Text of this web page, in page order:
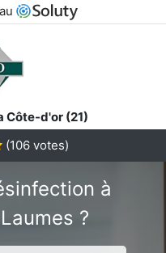
Côte-d'or (21)
(106 votes)
à
?